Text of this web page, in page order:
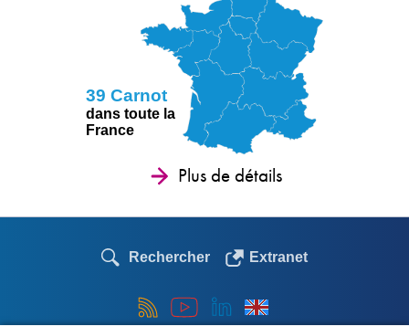
39 Carnot
dans toute la
France
Plus de détails
Rechercher Extranet